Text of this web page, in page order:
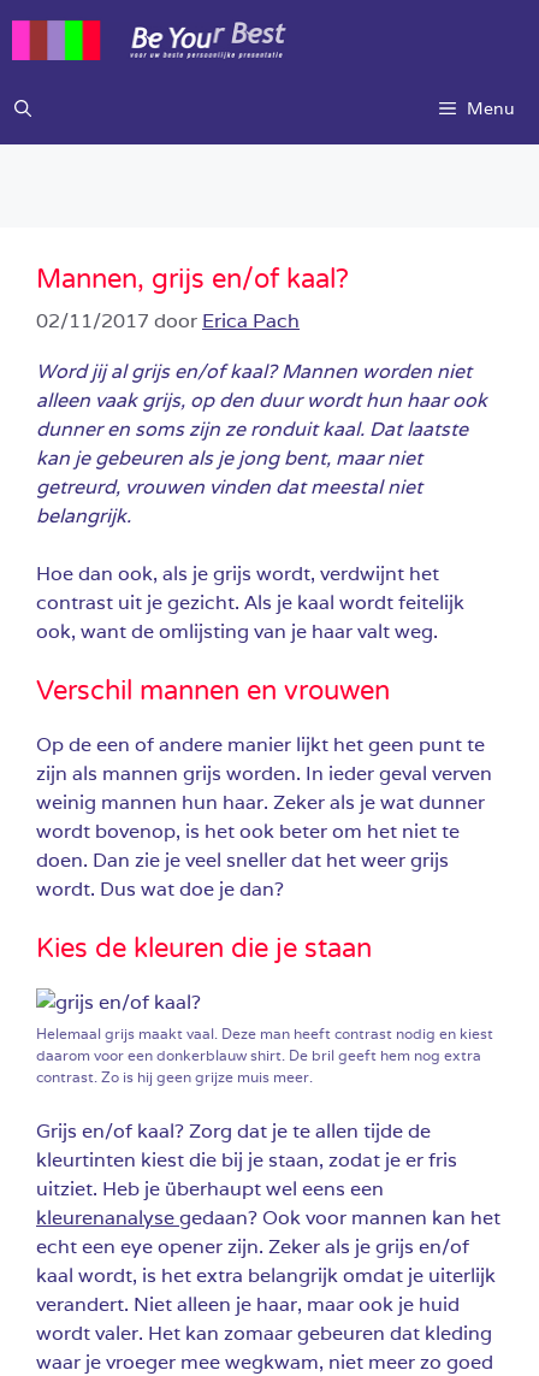
inhoud
Menu
Mannen, grijs en/of kaal?
02/11/2017 door Erica Pach
Word jij al grijs en/of kaal? Mannen worden niet
alleen vaak grijs, op den duur wordt hun haar ook
dunner en soms zijn ze ronduit kaal. Dat laatste
kan je gebeuren als je jong bent, maar niet
getreurd, vrouwen vinden dat meestal niet
belangrijk.
Hoe dan ook, als je grijs wordt, verdwijnt het
contrast uit je gezicht. Als je kaal wordt feitelijk
ook, want de omlijsting van je haar valt weg.
Verschil mannen en vrouwen
Op de een of andere manier lijkt het geen punt te
zijn als mannen grijs worden. In ieder geval verven
weinig mannen hun haar. Zeker als je wat dunner
wordt bovenop, is het ook beter om het niet te
doen. Dan zie je veel sneller dat het weer grijs
wordt. Dus wat doe je dan?
Kies de kleuren die je staan
Helemaal grijs maakt vaal. Deze man heeft contrast nodig en kiest
daarom voor een donkerblauw shirt. De bril geeft hem nog extra
contrast. Zo is hij geen grijze muis meer.
Grijs en/of kaal? Zorg dat je te allen tijde de
kleurtinten kiest die bij je staan, zodat je er fris
uitziet. Heb je überhaupt wel eens een
kleurenanalysegedaan? Ook voor mannen kan het
echt een eye opener zijn. Zeker als je grijs en/of
kaal wordt, is het extra belangrijk omdat je uiterlijk
verandert. Niet alleen je haar, maar ook je huid
wordt valer. Het kan zomaar gebeuren dat kleding
waar je vroeger mee wegkwam, niet meer zo goed